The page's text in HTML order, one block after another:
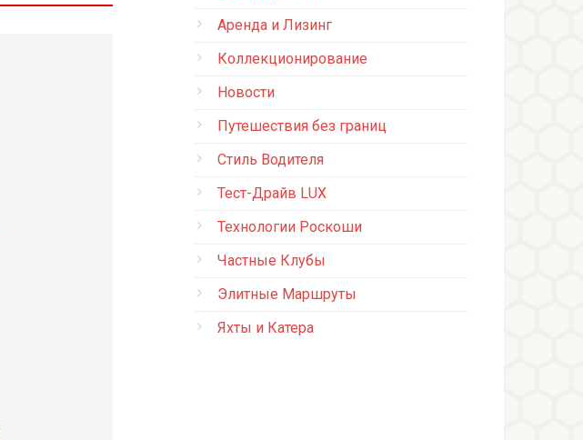
Аренда и Лизинг
Коллекционирование
Новости
Путешествия без границ
Стиль Водителя
Тест-Драйв LUX
Технологии Роскоши
Частные Клубы
Элитные Маршруты
Яхты и Катера